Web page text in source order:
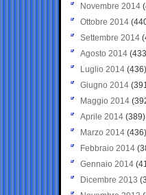
Novembre 2014
Ottobre 2014
Settembre 2014
Agosto 2014
Luglio 2014 (436)
Giugno 2014
Maggio 2014
Aprile 2014 (389)
Marzo 2014 (436)
Febbraio 2014
Gennaio 2014
Dicembre 2013